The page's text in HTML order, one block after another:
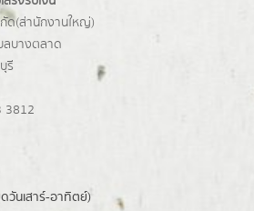
กัด(ส่านักงานใหญ่)
บางตลาด
รี
3812
วันเสาร์-อาทิตย์)